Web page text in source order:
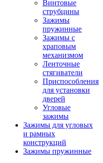
Винтовые
струбцины
Зажимы
пружинные
Зажимы с
храповым
механизмом
Ленточные
стягиватели
Приспособления
для установки
дверей
Угловые
зажимы
Зажимы для угловых
и рамных
конструкций
Зажимы пружинные